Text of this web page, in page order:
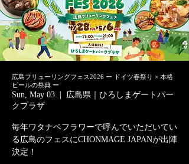
広島フリューリングフェス2026 ー ドイツ春祭り × 本格
ビールの祭典 ー
Sun, May 03
広島県｜ひろしまゲートパー
クプラザ
毎年ワタナベフラワーで呼んでいただいてい
る広島のフェスにCHONMAGE JAPANが出陣
決定！